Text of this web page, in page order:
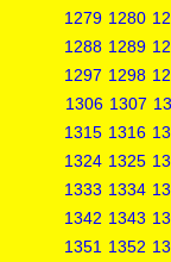
1279 1280
1288 1289
1297 1298
1306 1307
1315 1316
1324 1325
1333 1334
1342 1343
1351 1352